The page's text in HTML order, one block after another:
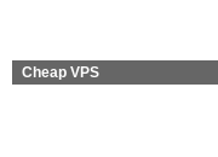
Cheap VPS